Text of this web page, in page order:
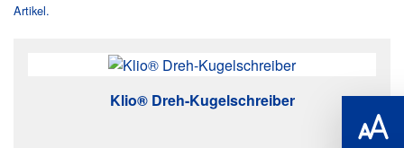
Artikel.
Klio® Dreh-Kugelschreiber